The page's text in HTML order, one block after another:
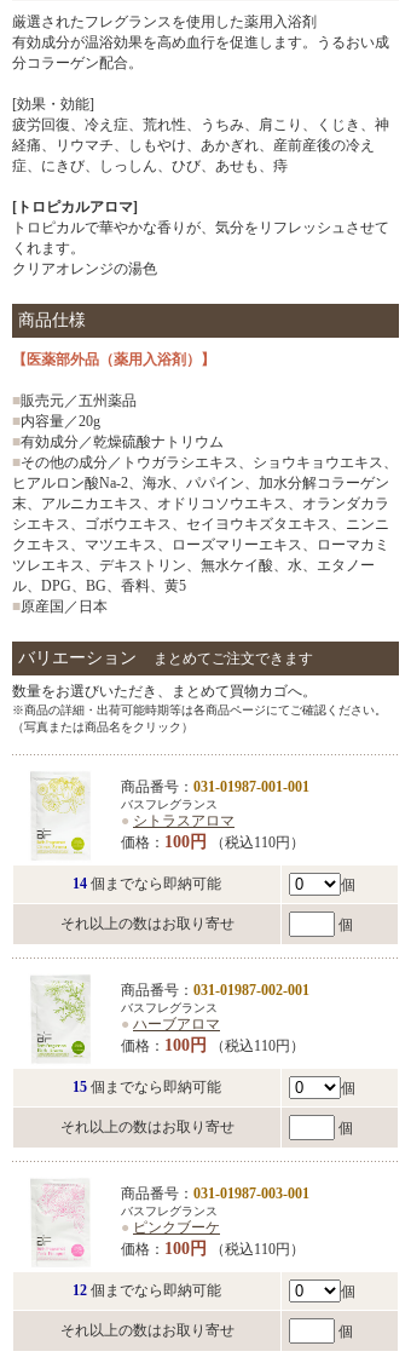
厳選されたフレグランスを使用した薬用入浴剤
有効成分が温浴効果を高め血行を促進します。うるおい成
分コラーゲン配合。
[効果・効能]
疲労回復、冷え症、荒れ性、うちみ、肩こり、くじき、神
経痛、リウマチ、しもやけ、あかぎれ、産前産後の冷え
症、にきび、しっしん、ひび、あせも、痔
[トロピカルアロマ]
トロピカルで華やかな香りが、気分をリフレッシュさせて
くれます。
クリアオレンジの湯色
商品仕様
【医薬部外品（薬用入浴剤）】
■販売元／五州薬品
■内容量／20g
■有効成分／乾燥硫酸ナトリウム
■その他の成分／トウガラシエキス、ショウキョウエキス、
ヒアルロン酸Na-2、海水、パパイン、加水分解コラーゲン
末、アルニカエキス、オドリコソウエキス、オランダカラ
シエキス、ゴボウエキス、セイヨウキズタエキス、ニンニ
クエキス、マツエキス、ローズマリーエキス、ローマカミ
ツレエキス、デキストリン、無水ケイ酸、水、エタノー
ル、DPG、BG、香料、黄5
■原産国／日本
バリエーション
まとめてご注文できます
数量をお選びいただき、まとめて買物カゴへ。
※商品の詳細・出荷可能時期等は各商品ページにてご確認ください。
（写真または商品名をクリック）
商品番号： 031-01987-001-001
バスフレグランス
● シトラスアロマ
価格： 100円 （税込110円）
14 個までなら即納可能 個
それ以上の数はお取り寄せ 個
商品番号： 031-01987-002-001
バスフレグランス
● ハーブアロマ
価格： 100円 （税込110円）
15 個までなら即納可能 個
それ以上の数はお取り寄せ 個
商品番号： 031-01987-003-001
バスフレグランス
● ピンクブーケ
価格： 100円 （税込110円）
12 個までなら即納可能 個
それ以上の数はお取り寄せ 個